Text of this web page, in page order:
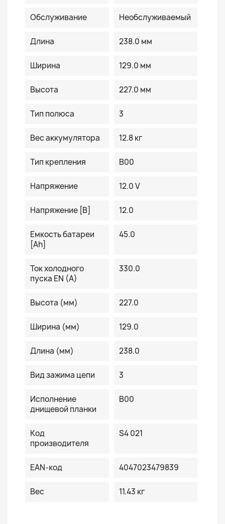
Обслуживание Необслуживаемый
Длина 238.0 мм
Ширина 129.0 мм
Высота 227.0 мм
Тип полюса 3
Вес аккумулятора 12.8 кг
Тип крепления B00
Напряжение 12.0 V
Напряжение [В] 12.0
Емкость батареи
[Ah]
45.0
Ток холодного
пуска EN (A)
330.0
Высота (мм) 227.0
Ширина (мм) 129.0
Длина (мм) 238.0
Вид зажима цепи 3
Исполнение
днищевой планки
B00
Код
производителя
S4 021
EAN-код 4047023479839
Вес 11.43 кг